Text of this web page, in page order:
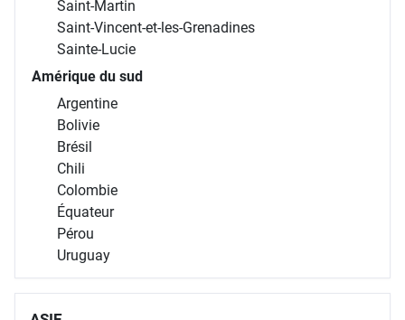
Saint-Martin
Saint-Vincent-et-les-Grenadines
Sainte-Lucie
Amérique du sud
Argentine
Bolivie
Brésil
Chili
Colombie
Équateur
Pérou
Uruguay